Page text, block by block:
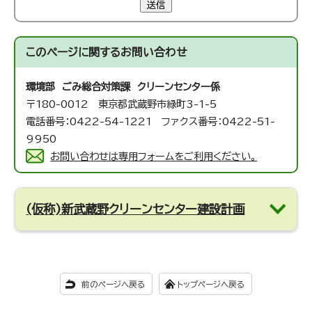
送信
このページに関するお問い合わせ
環境部 ごみ総合対策課 クリーンセンター係
〒180-0012 東京都武蔵野市緑町3-1-5
電話番号：0422-54-1221 ファクス番号：0422-51-
9950
お問い合わせは専用フォームをご利用ください。
(仮称)新武蔵野クリーンセンター建設計画
前のページへ戻る トップページへ戻る